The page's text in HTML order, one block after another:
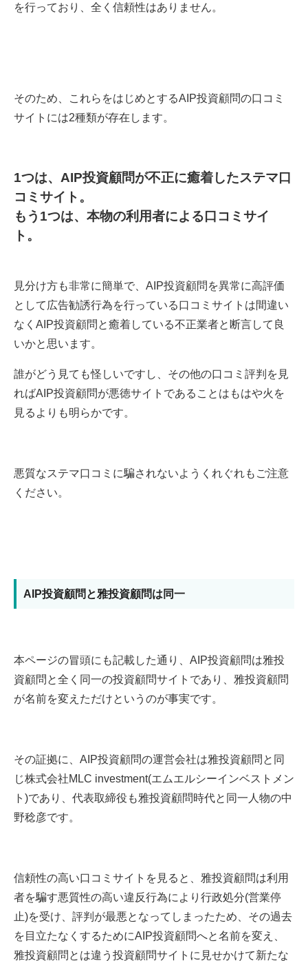
を行っており、全く信頼性はありません。
そのため、これらをはじめとするAIP投資顧問の口コミ
サイトには2種類が存在します。
1つは、AIP投資顧問が不正に癒着したステマ口
コミサイト。
もう1つは、本物の利用者による口コミサイ
ト。
見分け方も非常に簡単で、AIP投資顧問を異常に高評価
として広告勧誘行為を行っている口コミサイトは間違い
なくAIP投資顧問と癒着している不正業者と断言して良
いかと思います。
誰がどう見ても怪しいですし、その他の口コミ評判を見
ればAIP投資顧問が悪徳サイトであることはもはや火を
見るよりも明らかです。
悪質なステマ口コミに騙されないようくれぐれもご注意
ください。
AIP投資顧問と雅投資顧問は同一
本ページの冒頭にも記載した通り、AIP投資顧問は雅投
資顧問と全く同一の投資顧問サイトであり、雅投資顧問
が名前を変えただけというのが事実です。
その証拠に、AIP投資顧問の運営会社は雅投資顧問と同
じ株式会社MLC investment(エムエルシーインベストメン
ト)であり、代表取締役も雅投資顧問時代と同一人物の中
野稔彦です。
信頼性の高い口コミサイトを見ると、雅投資顧問は利用
者を騙す悪質性の高い違反行為により行政処分(営業停
止)を受け、評判が最悪となってしまったため、その過去
を目立たなくするためにAIP投資顧問へと名前を変え、
雅投資顧問とは違う投資顧問サイトに見せかけて新たな